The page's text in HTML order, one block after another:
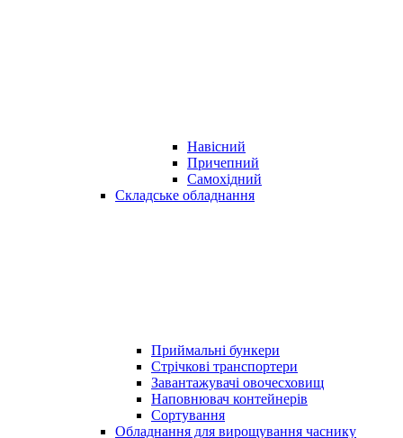
Навісний
Причепний
Самохідний
Складське обладнання
Приймальні бункери
Стрічкові транспортери
Завантажувачі овочесховищ
Наповнювач контейнерів
Сортування
Обладнання для вирощування часнику